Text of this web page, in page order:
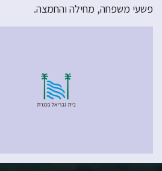
פשעי משפחה, מחילה והחמצה.